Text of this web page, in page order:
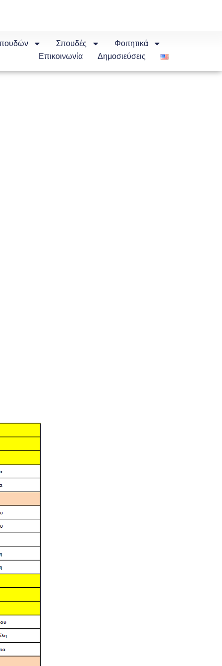
Σπουδές
Φοιτητικά
Επικοινωνία
Δημοσιεύσεις